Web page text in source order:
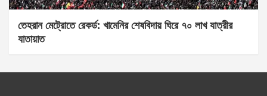
তেহরান মেট্রোতে রেকর্ড: খামেনির শেষবিদায় ঘিরে ৭০ লাখ যাত্রীর
যাতায়াত